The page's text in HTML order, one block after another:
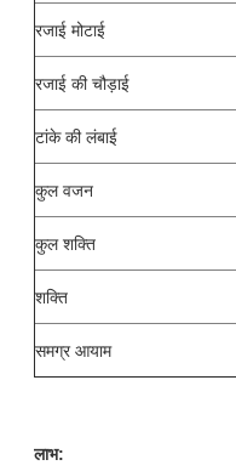
रजाई मोटाई
रजाई की चौड़ाई
टांके की लंबाई
कुल वजन
कुल शक्ति
शक्ति
समग्र आयाम
लाभ: